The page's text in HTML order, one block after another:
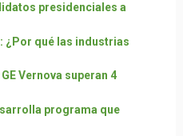
presidenciales a
¿Por qué las industrias
Vernova superan 4
programa que